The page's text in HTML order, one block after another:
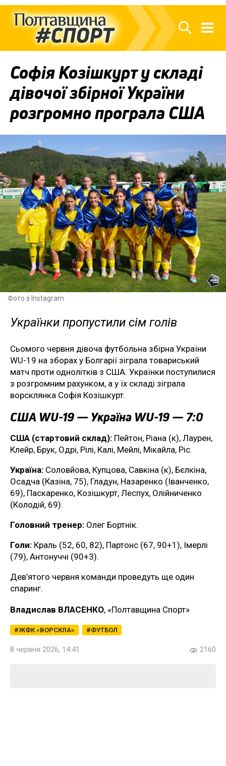
Софія Козішкурт у складі
дівочої збірної України
розгромно програла США
Фото з Instagram
Українки пропустили сім голів
Сьомого червня дівоча футбольна збірна України
WU-19 на зборах у Болгарії зіграла товариський
матч проти однолітків з США. Українки поступилися
з розгромним рахунком, а у їх складі зіграла
ворсклянка Софія Козішкурт.
США WU-19 — Україна WU-19 — 7:0
США (стартовий склад): Пейтон, Ріана (к), Лаурен,
Клейр, Брук, Одрі, Рілі, Калі, Мейлі, Мікайла, Ріс.
Україна: Соловйова, Купцова, Савкіна (к), Бєлкіна,
Осадча (Казіна, 75), Гладун, Назаренко (Іванченко,
69), Паскаренко, Козішкурт, Леспух, Олійниченко
(Колодій, 69).
Головний тренер: Олег Бортнік.
Голи: Краль (52, 60, 82), Партонс (67, 90+1), Імерлі
(79), Антонуччі (90+3).
Дев’ятого червня команди проведуть ще один
спаринг.
Владислав ВЛАСЕНКО, «Полтавщина Спорт»
ЖФК «ВОРСКЛА» ФУТБОЛ
8 червня 2026, 14:41 2160